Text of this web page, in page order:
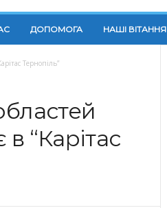
ДОПОМОГА НАШІ ВІТАННЯ
Тернопіль”
“Карітас